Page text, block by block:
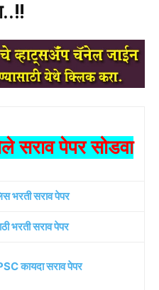
सराव पेपर सोडवा
भरती सराव पेपर
भरती सराव पेपर
कायदा सराव पेपर